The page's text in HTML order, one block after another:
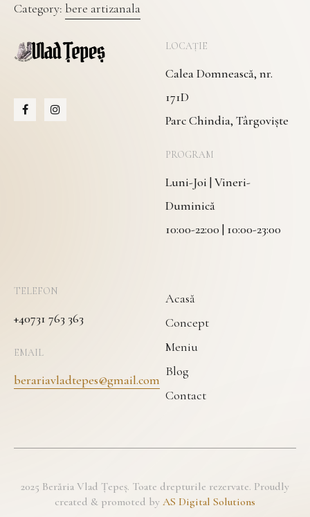
Category: bere artizanala
LOCAȚIE
Calea Domnească, nr.
171D
Parc Chindia, Târgoviște
PROGRAM
Luni-Joi | Vineri-
Duminică
10:00-22:00 | 10:00-23:00
TELEFON
+40731 763 363
EMAIL
berariavladtepes@gmail.com
Acasă
Concept
Meniu
Blog
Contact
2025 Berăria Vlad Țepeș. Toate drepturile rezervate. Proudly
created & promoted by AS Digital Solutions